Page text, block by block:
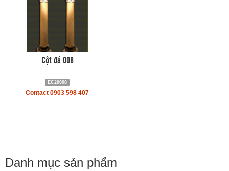
Cột đá 008
EC20008
Contact 0903 598 407
Danh mục sản phẩm